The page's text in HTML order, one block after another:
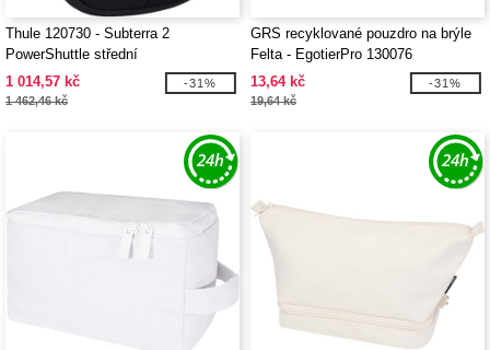
Thule 120730 - Subterra 2
PowerShuttle střední
1 014,57 kč
1 462,46 kč
-31%
GRS recyklované pouzdro na brýle
Felta - EgotierPro 130076
13,64 kč
19,64 kč
-31%